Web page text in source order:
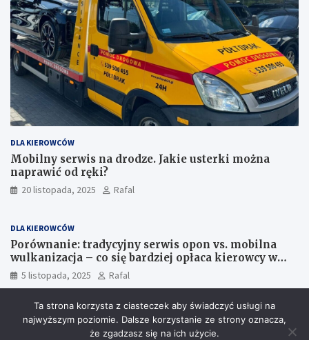
DLA KIEROWCÓW
Mobilny serwis na drodze. Jakie usterki można
naprawić od ręki?
20 listopada, 2025 Rafal
DLA KIEROWCÓW
Porównanie: tradycyjny serwis opon vs. mobilna
wulkanizacja – co się bardziej opłaca kierowcy w
Szczecinie?
5 listopada, 2025 Rafal
Copyright © 202624Ratownictwo.pl Theme by:
Ta strona korzysta z ciasteczek aby świadczyć usługi na
najwyższym poziomie. Dalsze korzystanie ze strony oznacza,
że zgadzasz się na ich użycie.